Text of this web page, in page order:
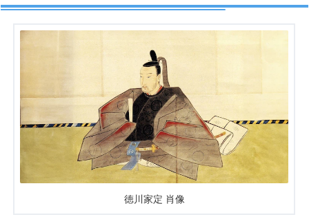
徳川家定 肖像